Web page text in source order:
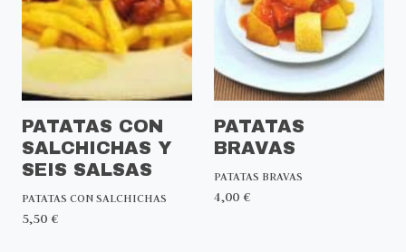
PATATAS CON
SALCHICHAS Y
SEIS SALSAS
PATATAS CON SALCHICHAS
5,50 €
PATATAS
BRAVAS
PATATAS BRAVAS
4,00 €